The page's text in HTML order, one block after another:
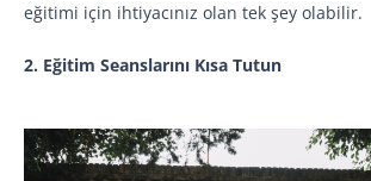
eğitimi için ihtiyacınız olan tek şey olabilir.
2. Eğitim Seanslarını Kısa Tutun